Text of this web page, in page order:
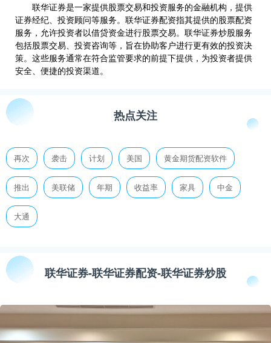
联华证券是一家提供股票交易和投资服务的金融机构，提供
证券经纪、投资顾问等服务。联华证券配资指其提供的股票配资
服务，允许投资者以借贷资金进行股票交易。联华证券炒股服务
包括股票交易、投资咨询等，旨在协助客户进行更有效的投资决
策。这些服务通常在符合监管要求的前提下提供，为投资者提供
安全、便捷的投资渠道。
热点关注
再次 袭击 计划 美国 黄金期货配资软件
推出 美联储 年期 收益率 家具 中金
大通
联华证券-联华证券配资-联华证券炒股